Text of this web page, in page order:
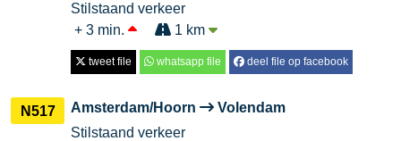
Stilstaand verkeer
+ 3 min.
1 km
tweet file whatsapp file deel file op facebook
N517 Amsterdam/Hoorn
Volendam
Stilstaand verkeer